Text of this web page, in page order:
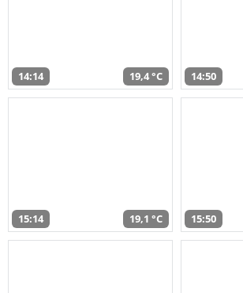
14:14 19,4 °C 14:50
15:14 19,1 °C 15:50